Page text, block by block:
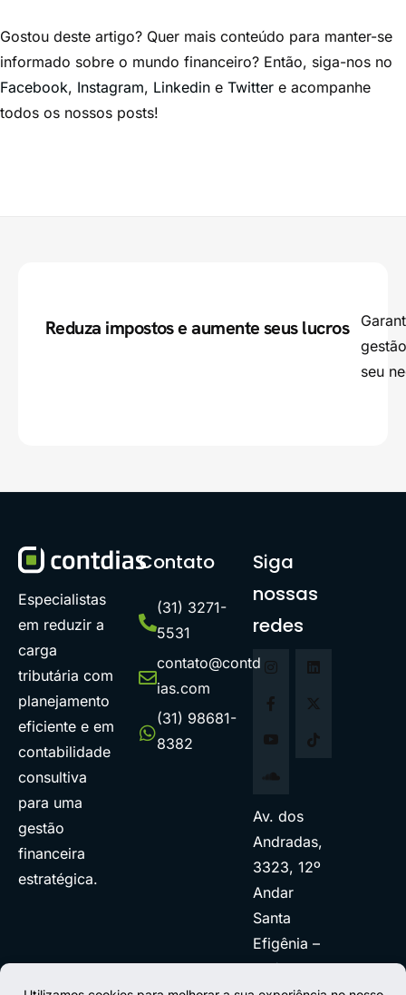
Gostou deste artigo? Quer mais conteúdo para manter-se
informado sobre o mundo financeiro? Então, siga-nos no
Facebook, Instagram, Linkedin e Twitter e acompanhe
todos os nossos posts!
Reduza impostos e aumente seus lucros
seu
Especialistas
em reduzir a
carga
tributária com
planejamento
eficiente e em
contabilidade
consultiva
para uma
gestão
financeira
estratégica.
Contato
(31) 3271-
5531
contato@contd
ias.com
(31) 98681-
8382
Siga
nossas
redes
Av. dos
Andradas,
3323, 12º
Andar
Santa
Efigênia –
BH/MG.